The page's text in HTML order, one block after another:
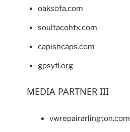
oaksofa.com
soultacohtx.com
capishcaps.com
gpsyfl.org
MEDIA PARTNER III
vwrepairarlington.com